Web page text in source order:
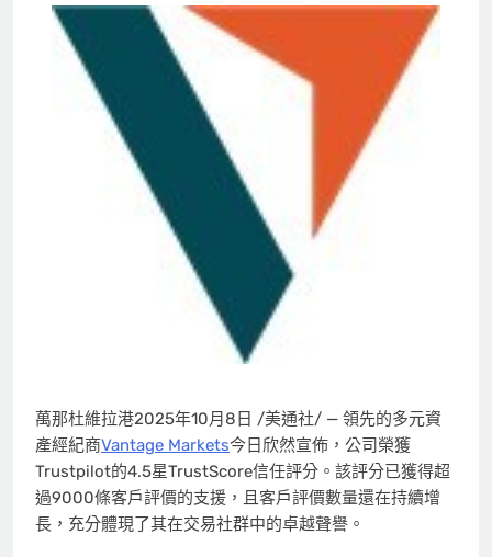
萬那杜維拉港2025年10月8日 /美通社/ — 領先的多元資
產經紀商Vantage Markets今日欣然宣佈，公司榮獲
Trustpilot的4.5星TrustScore信任評分。該評分已獲得超
過9000條客戶評價的支援，且客戶評價數量還在持續增
長，充分體現了其在交易社群中的卓越聲譽。